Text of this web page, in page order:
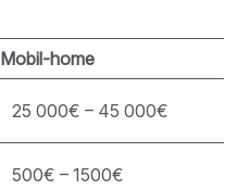
Mobil-home
25 000€ – 45 000€
500€ – 1500€